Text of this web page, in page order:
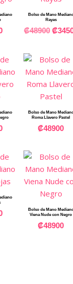
Bolso de Mano
Rayas
₡48900 ₡
Bolso de Mano
Roma Llavero Pastel
₡48900
Bolso de Mano
Viena Nude con Negro
₡48900